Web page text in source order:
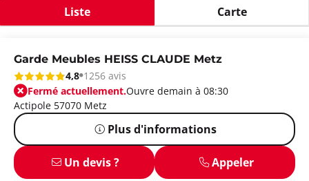
Liste Carte
Garde Meubles HEISS CLAUDE Metz
4,8 1256 avis
Fermé actuellement.Ouvre demain à 08:30
Actipole 57070 Metz
Plus d'informations
Un devis ? Appeler